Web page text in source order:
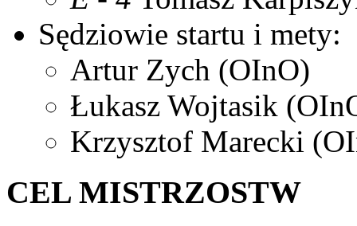
Sędziowie startu i mety:
Artur Zych (OInO)
Łukasz Wojtasik
Krzysztof Marecki
CEL MISTRZOSTW